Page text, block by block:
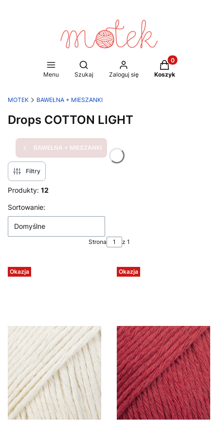
Menu
Otwórz wyszukiwarkę
Szukaj Zaloguj się
Produkty w
Koszyk
MOTEK BAWEŁNA + MIESZANKI
Drops COTTON LIGHT
BAWEŁNA + MIESZANKI
Filtry
Produkty: 12
Lista produktów
Sortowanie:
Domyślne
Strona z 1
Okazja Okazja